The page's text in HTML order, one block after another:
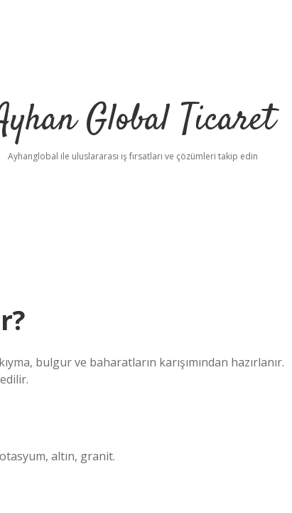
Global Ticaret
Ayhanglobal ile uluslararası iş fırsatları ve çözümleri takip edin
bulgur ve baharatların karışımından hazırlanır.
altın, granit.